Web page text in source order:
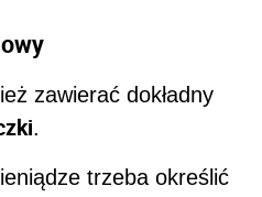
zawierać dokładny
.
trzeba określić